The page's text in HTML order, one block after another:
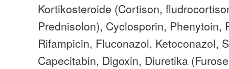
Kortikosteroide (Cortison,
Prednisolon), Cyclosporin, Phenytoin,
Rifampicin, Fluconazol, Ketoconazol,
Capecitabin, Digoxin, Diuretika